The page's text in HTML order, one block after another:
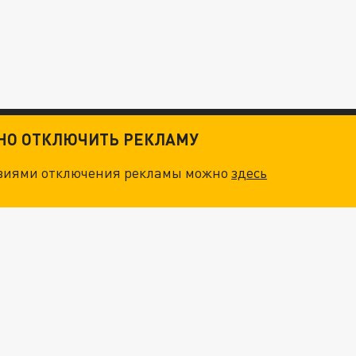
ОТКЛЮЧИТЬ РЕКЛАМУ
отключения рекламы можноздесь